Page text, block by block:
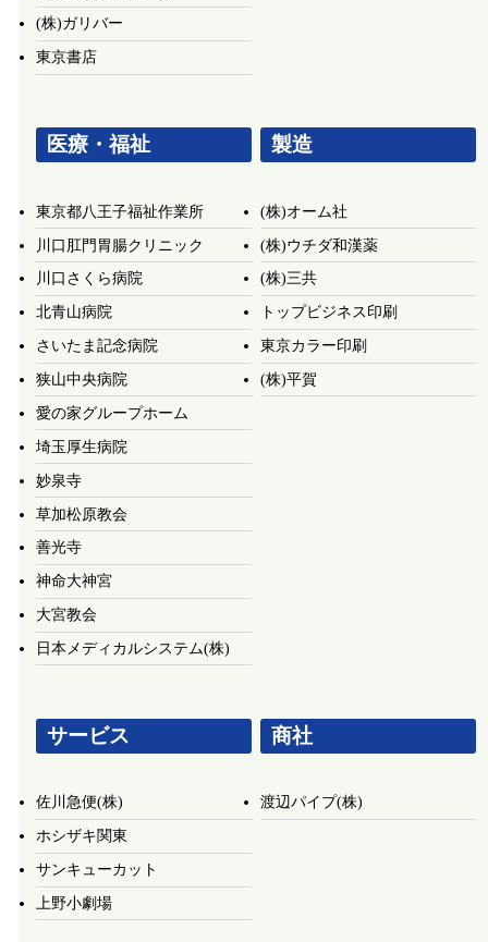
(株)ガリバー
東京書店
医療・福祉
東京都八王子福祉作業所
川口肛門胃腸クリニック
川口さくら病院
北青山病院
さいたま記念病院
狭山中央病院
愛の家グループホーム
埼玉厚生病院
妙泉寺
草加松原教会
善光寺
神命大神宮
大宮教会
日本メディカルシステム(株)
製造
(株)オーム社
(株)ウチダ和漢薬
(株)三共
トップビジネス印刷
東京カラー印刷
(株)平賀
サービス
佐川急便(株)
ホシザキ関東
サンキューカット
上野小劇場
商社
渡辺パイプ(株)